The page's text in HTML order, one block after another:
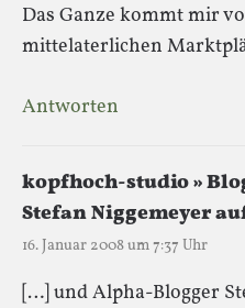
Das Ganze kommt mir
mittelaterlichen
Antworten
kopfhoch-studio »
Stefan Niggemeyer
16. Januar 2008 um 7:37 Uhr
[…] und Alpha-Blogger